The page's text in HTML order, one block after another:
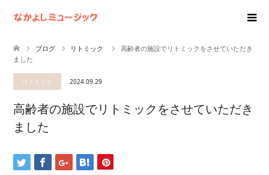
ブログ リトミック
高齢者の施設でリトミックをさせていただき
ました
リトミック 2024.09.29
高齢者の施設でリトミックをさせていただき
ました